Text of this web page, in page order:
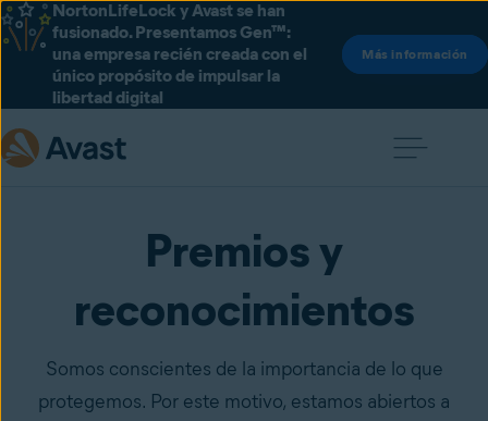
NortonLifeLock y Avast se han
fusionado. Presentamos Gen™:
una empresa recién creada con el
único propósito de impulsar la
libertad digital
Más información
Premios y
reconocimientos
Somos conscientes de la importancia de lo que
protegemos. Por este motivo, estamos abiertos a